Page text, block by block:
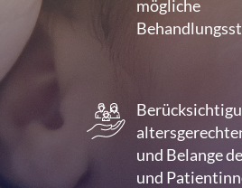
mögliche
und Belange
und